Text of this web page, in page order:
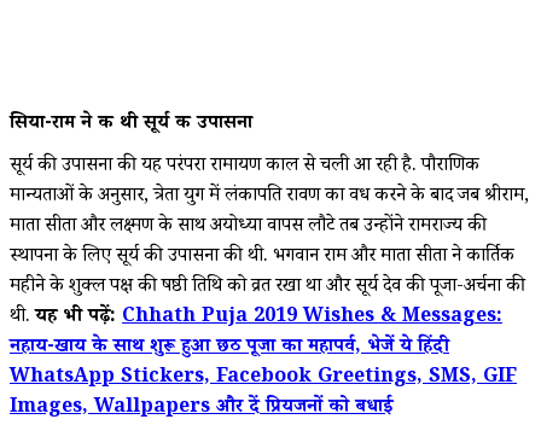
सिया-राम ने की थी सूर्य की उपासना
सूर्य की उपासना की यह परंपरा रामायण काल से चली आ रही है. पौराणिक
मान्यताओं के अनुसार, त्रेता युग में लंकापति रावण का वध करने के बाद जब श्रीराम,
माता सीता और लक्ष्मण के साथ अयोध्या वापस लौटे तब उन्होंने रामराज्य की
स्थापना के लिए सूर्य की उपासना की थी. भगवान राम और माता सीता ने कार्तिक
महीने के शुक्ल पक्ष की षष्ठी तिथि को व्रत रखा था और सूर्य देव की पूजा-अर्चना की
थी.यह भी पढ़ें: Chhath Puja 2019 Wishes & Messages:
नहाय-खाय के साथ शुरू हुआ छठ पूजा का महापर्व, भेजें ये हिंदी
WhatsApp Stickers, Facebook Greetings, SMS, GIF
Images, Wallpapers और दें प्रियजनों को बधाई